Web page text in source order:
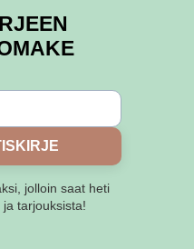
jolloin saat heti
tarjouksista!